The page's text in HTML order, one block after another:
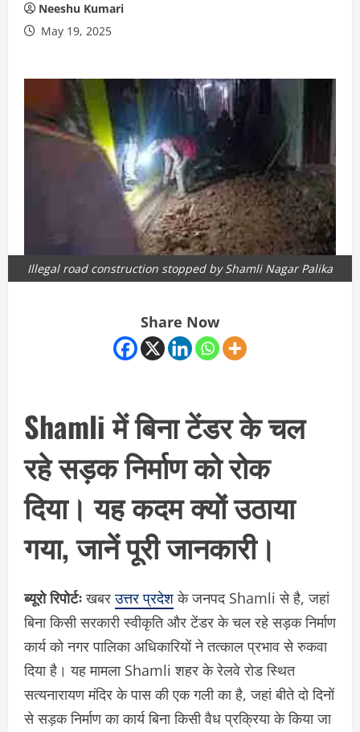
Neeshu Kumari
May 19, 2025
Illegal road construction stopped by Shamli Nagar Palika
Share Now
Shamli में बिना टेंडर के चल
रहे सड़क निर्माण को रोक
दिया। यह कदम क्यों उठाया
गया, जानें पूरी जानकारी।
ब्यूरो रिपोर्टःखबरउत्तर प्रदेशके जनपद Shamli से है, जहां
बिना किसी सरकारी स्वीकृति और टेंडर के चल रहे सड़क निर्माण
कार्य को नगर पालिका अधिकारियों ने तत्काल प्रभाव से रुकवा
दिया है। यह मामला Shamli शहर के रेलवे रोड स्थित
सत्यनारायण मंदिर के पास की एक गली का है, जहां बीते दो दिनों
से सड़क निर्माण का कार्य बिना किसी वैध प्रक्रिया के किया जा